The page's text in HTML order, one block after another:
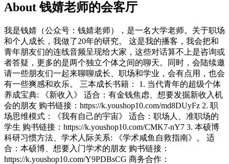
About 钱婧老师的会客厅
我是钱婧（公众号：钱婧老师），是一名大学老师。关于职场
和个人成长，我做了20年的研究。 这是我的播客，我会把和
青年朋友们的连线音频呈现给大家，这些对话算不上是咨询或
者答疑，更多的是两个独立个体之间的聊天。同时，会陆续邀
请一些朋友们一起来聊聊成长、职场和学业，会有点用，也会
有一些爽感和欢乐。 三本成长书籍： 1. 当代青年的超级个体
养成宝典: 《新收入》 适合：有金钱焦虑、想要发掘新收入机
会的朋友 购书链接：https://k.youshop10.com/md8DUyFz 2. 职
场思维模式：《我有自己的宇宙》 适合：职场人、准职场的
学生 购书链接：https://k.youshop10.com/CMK7-nY7 3. 本硕博
科研习惯方法、学术人际关系: 《学术咸鱼自救指南》。 适
合：本硕博、想要入门学术的朋友 购书链接：
https://k.youshop10.com/Y9PDBsCG 商务合作：